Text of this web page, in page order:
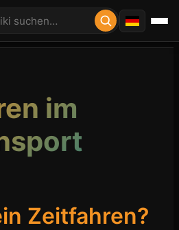
im
Zeitfahren?